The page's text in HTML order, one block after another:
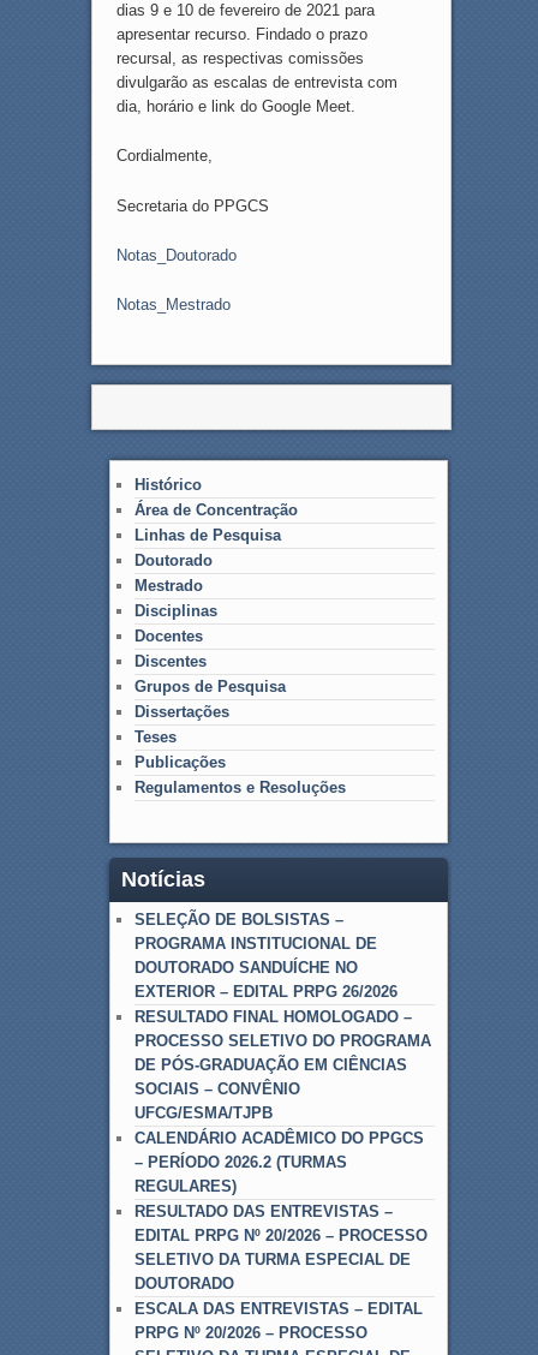
dias 9 e 10 de fevereiro de 2021 para
apresentar recurso. Findado o prazo
recursal, as respectivas comissões
divulgarão as escalas de entrevista com
dia, horário e link do Google Meet.
Cordialmente,
Secretaria do PPGCS
Notas_Doutorado
Notas_Mestrado
Histórico
Área de Concentração
Linhas de Pesquisa
Doutorado
Mestrado
Disciplinas
Docentes
Discentes
Grupos de Pesquisa
Dissertações
Teses
Publicações
Regulamentos e Resoluções
Notícias
SELEÇÃO DE BOLSISTAS –
PROGRAMA INSTITUCIONAL DE
DOUTORADO SANDUÍCHE NO
EXTERIOR – EDITAL PRPG 26/2026
RESULTADO FINAL HOMOLOGADO –
PROCESSO SELETIVO DO PROGRAMA
DE PÓS-GRADUAÇÃO EM CIÊNCIAS
SOCIAIS – CONVÊNIO
UFCG/ESMA/TJPB
CALENDÁRIO ACADÊMICO DO PPGCS
– PERÍODO 2026.2 (TURMAS
REGULARES)
RESULTADO DAS ENTREVISTAS –
EDITAL PRPG Nº 20/2026 – PROCESSO
SELETIVO DA TURMA ESPECIAL DE
DOUTORADO
ESCALA DAS ENTREVISTAS – EDITAL
PRPG Nº 20/2026 – PROCESSO